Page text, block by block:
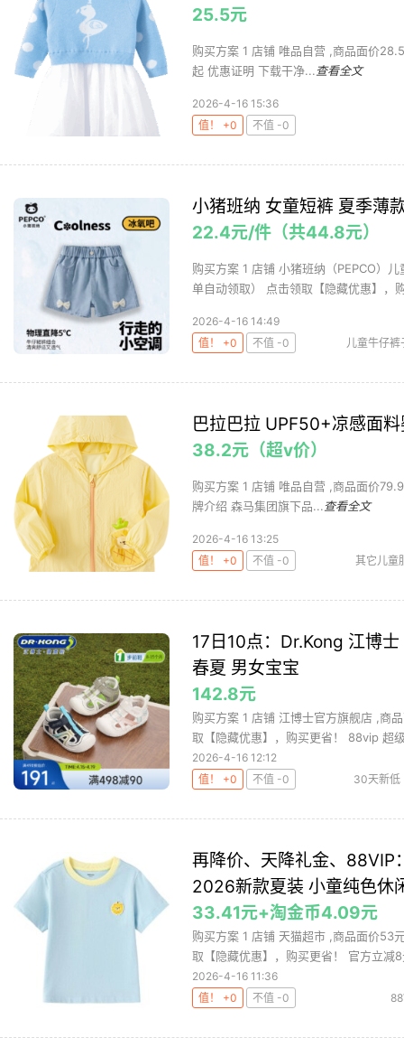
25.5元
购买方案 1 店铺 唯品自营 ,商品面价
起 优惠证明 下载干净... 查看全文
2026-4-16 15:36
值！ +0
不值 -0
小猪班纳 女童短裤 夏季薄
22.4元/件（共44.8元）
购买方案 1 店铺 小猪班纳（PEPCO）
单自动领取） 点击领取【隐藏优惠】，
2026-4-16 14:49
值！ +0
不值 -0 儿童牛仔裤
巴拉巴拉 UPF50+凉感面
38.2元（超v价）
购买方案 1 店铺 唯品自营 ,商品面价
牌介绍 森马集团旗下品... 查看全文
2026-4-16 13:25
值！ +0
不值 -0 其它儿童
17日10点：Dr.Kong 江博
春夏 男女宝宝
142.8元
购买方案 1 店铺 江博士官方旗舰店 ,商
取【隐藏优惠】，购买更省！ 88vip 超
2026-4-16 12:12
值！ +0
不值 -0
30天新低
再降价、天降礼金、88VIP
2026新款夏装 小童纯色休
33.41元+淘金币4.09元
购买方案 1 店铺 天猫超市 ,商品面价53
取【隐藏优惠】，购买更省！ 官方立减
2026-4-16 11:36
值！ +0
不值 -0